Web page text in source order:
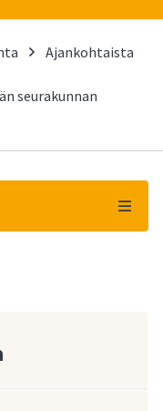
Ajankohtaista
seurakunnan